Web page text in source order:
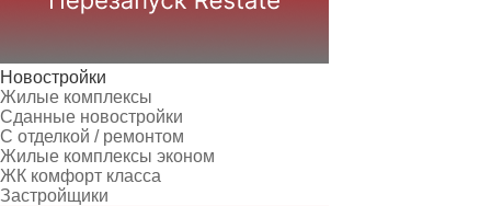
Новостройки
Жилые комплексы
Сданные новостройки
С отделкой / ремонтом
Жилые комплексы эконом
ЖК комфорт класса
Застройщики